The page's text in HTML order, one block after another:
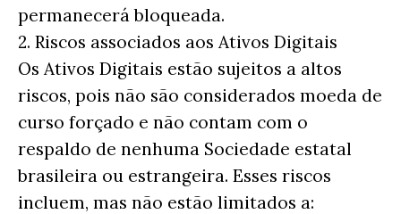
permanecerá bloqueada.
2. Riscos associados aos Ativos Digitais
Os Ativos Digitais estão sujeitos a altos
riscos, pois não são considerados moeda de
curso forçado e não contam com o
respaldo de nenhuma Sociedade estatal
brasileira ou estrangeira. Esses riscos
incluem, mas não estão limitados a: